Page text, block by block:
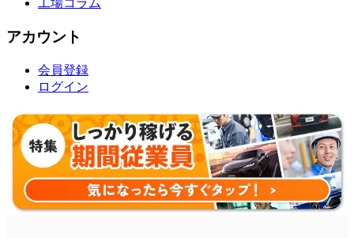
工場コラム
アカウント
会員登録
ログイン